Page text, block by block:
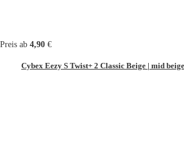
Preis ab 4,90 €
Cybex Eezy S Twist+ 2 Classic Beige | mid